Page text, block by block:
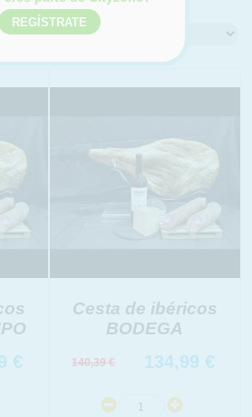
€
Cesta de ibéricos
BODEGA
140,39€ 134,99 €